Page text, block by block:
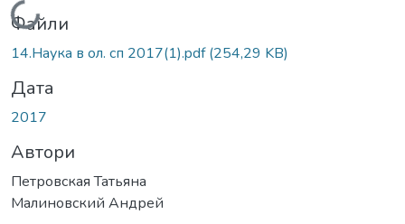
Вантажиться...
Файли
14.Наука в ол. сп 2017(1).pdf(254,29 KB)
Дата
2017
Автори
Петровская Татьяна
Малиновский Андрей